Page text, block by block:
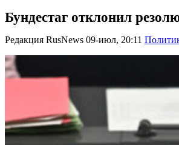
Бундестаг отклонил
Редакция RusNews 09-июл, 20:11